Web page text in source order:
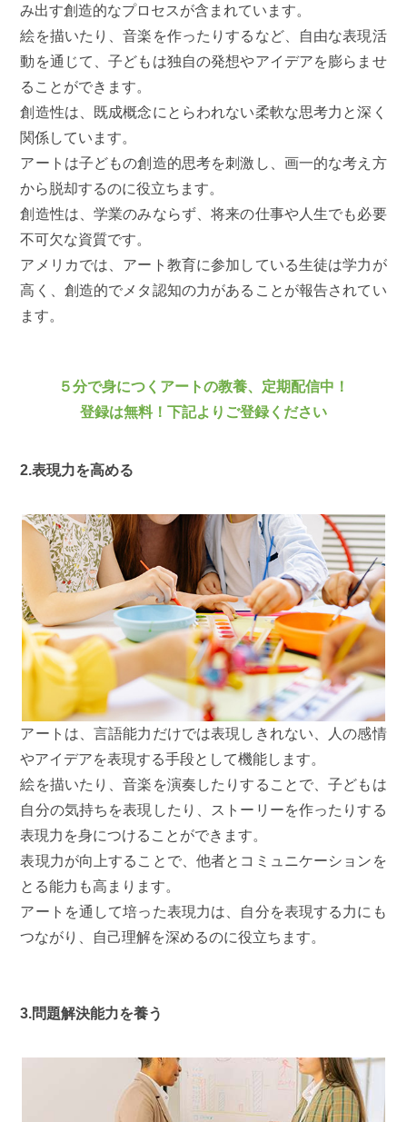
み出す創造的なプロセスが含まれています。
絵を描いたり、音楽を作ったりするなど、自由な表現活
動を通じて、子どもは独自の発想やアイデアを膨らませ
ることができます。
創造性は、既成概念にとらわれない柔軟な思考力と深く
関係しています。
アートは子どもの創造的思考を刺激し、画一的な考え方
から脱却するのに役立ちます。
創造性は、学業のみならず、将来の仕事や人生でも必要
不可欠な資質です。
アメリカでは、アート教育に参加している生徒は学力が
高く、創造的でメタ認知の力があることが報告されてい
ます。
５分で身につくアートの教養、定期配信中！
登録は無料！下記よりご登録ください
2.表現力を高める
アートは、言語能力だけでは表現しきれない、人の感情
やアイデアを表現する手段として機能します。
絵を描いたり、音楽を演奏したりすることで、子どもは
自分の気持ちを表現したり、ストーリーを作ったりする
表現力を身につけることができます。
表現力が向上することで、他者とコミュニケーションを
とる能力も高まります。
アートを通して培った表現力は、自分を表現する力にも
つながり、自己理解を深めるのに役立ちます。
3.問題解決能力を養う